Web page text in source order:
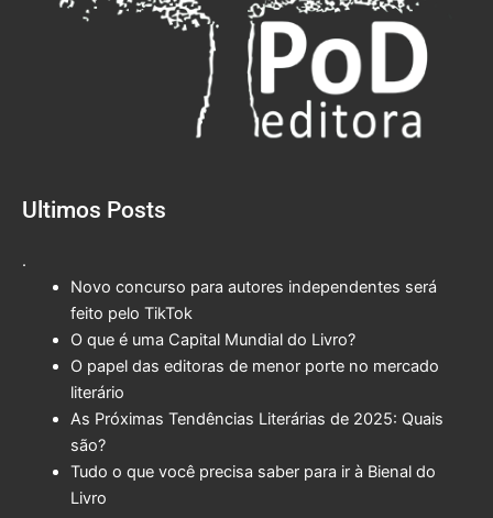
Ultimos Posts
.
Novo concurso para autores independentes será
feito pelo TikTok
O que é uma Capital Mundial do Livro?
O papel das editoras de menor porte no mercado
literário
As Próximas Tendências Literárias de 2025: Quais
são?
Tudo o que você precisa saber para ir à Bienal do
Livro